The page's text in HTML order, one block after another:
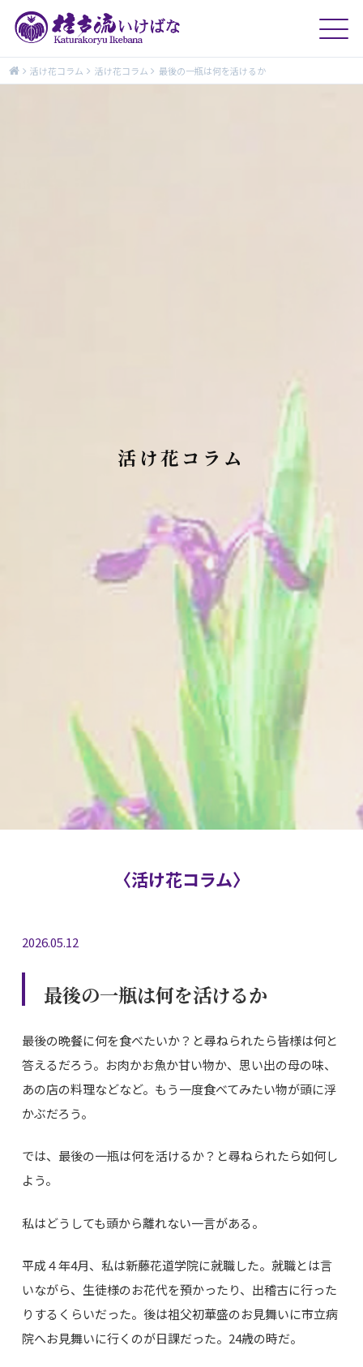
活け花コラム 活け花コラム 最後の一瓶は何を活けるか
活け花コラム
〈活け花コラム〉
2026.05.12
最後の一瓶は何を活けるか
最後の晩餐に何を食べたいか？と尋ねられたら皆様は何と
答えるだろう。お肉かお魚か甘い物か、思い出の母の味、
あの店の料理などなど。もう一度食べてみたい物が頭に浮
かぶだろう。
では、最後の一瓶は何を活けるか？と尋ねられたら如何し
よう。
私はどうしても頭から離れない一言がある。
平成４年4月、私は新藤花道学院に就職した。就職とは言
いながら、生徒様のお花代を預かったり、出稽古に行った
りするくらいだった。後は祖父初華盛のお見舞いに市立病
院へお見舞いに行くのが日課だった。24歳の時だ。